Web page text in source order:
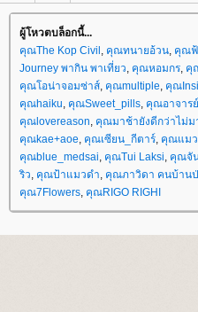
ผู้โหวตบล็อกนี้...
คุณThe Kop Civil , คุณทนายอ้วน, คุณฟ้
Journey พากิน พาเที่ยว, คุณหอมกร, คุ
คุณโอน่าจอมซ่าส์, คุณmultiple, คุณ
คุณhaiku, คุณSweet_pills, คุณอาจาร
คุณlovereason, คุณมาช้ายังดีกว่าไม่ม
คุณkae+aoe, คุณเซียน_กีตาร์, คุณแมว
คุณblue_medsai, คุณTui Laksi, คุณจั
ริว, คุณป้าแมวดำ, คุณภาวิดา คนบ้าน
คุณ7Flowers, คุณRIGO RIGHI